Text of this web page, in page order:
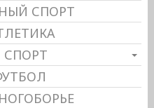
СПОРТ